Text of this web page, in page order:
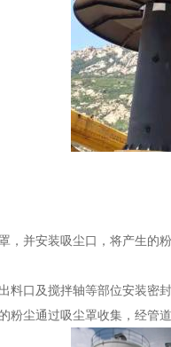
，并安装吸尘口，将产生
口及搅拌轴等部位安装密
尘通过吸尘罩收集，经管道